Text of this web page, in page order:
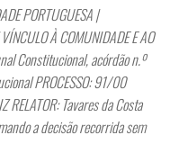
PORTUGUESA |
À COMUNIDADE E AO
Constitucional, acórdão n.º
PROCESSO: 91/00
Tavares da Costa
a decisão recorrida sem